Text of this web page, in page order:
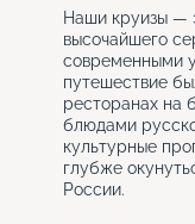
Наши круизы —
высочайшего
современными
путешествие
ресторанах на
блюдами
культурные
глубже
России.